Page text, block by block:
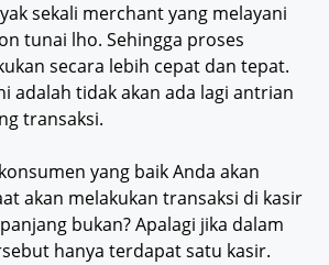
sekali merchant yang melayani
tunai lho. Sehingga proses
secara lebih cepat dan tepat.
adalah tidak akan ada lagi antrian
transaksi.
yang baik Anda akan
akan melakukan transaksi di kasir
bukan? Apalagi jika dalam
hanya terdapat satu kasir.